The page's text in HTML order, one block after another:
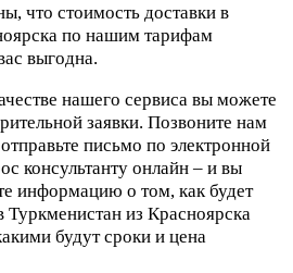
что стоимость доставки в
по нашим тарифам
выгодна.
нашего сервиса вы можете
заявки. Позвоните нам
письмо по электронной
консультанту онлайн – и вы
информацию о том, как будет
Туркменистан из Красноярска
будут сроки и цена